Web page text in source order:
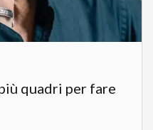
quadri per fare